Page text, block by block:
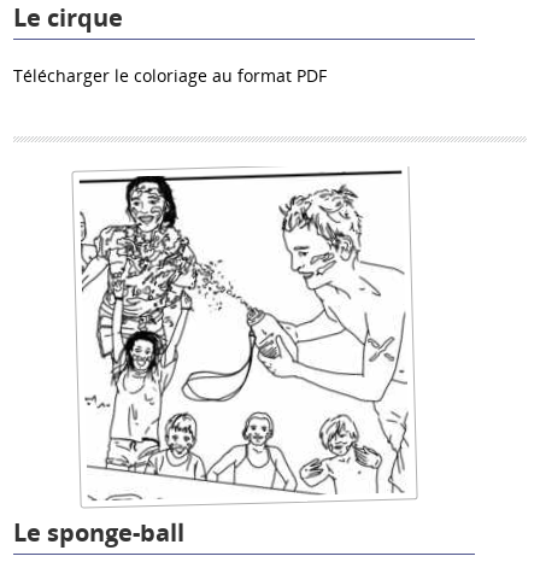
Le cirque
Télécharger le coloriage au format PDF
Le sponge-ball